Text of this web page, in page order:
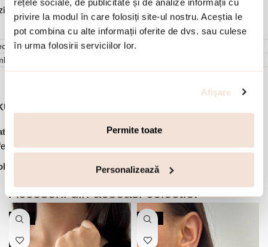
rețele sociale, de publicitate și de analize informații cu
privire la modul în care folosiți site-ul nostru. Aceștia le
pot combina cu alte informații oferite de dvs. sau culese
în urma folosirii serviciilor lor.
Afişare
Permite toate
Personalizează
(0)
Cercei, Cercei argint
lunii
Accesorii din aceeasi colectie:
-30% -20%